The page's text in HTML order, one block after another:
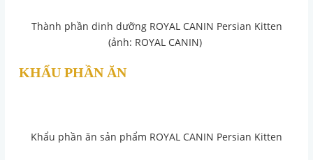
Thành phần dinh dưỡng ROYAL CANIN Persian Kitten
(ảnh: ROYAL CANIN)
KHẨU PHẦN ĂN
Khẩu phần ăn sản phẩm ROYAL CANIN Persian Kitten